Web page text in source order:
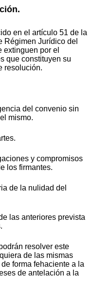
en el artículo 51 de la
Régimen Jurídico del
extinguen por el
que constituyen su
resolución.
del convenio sin
mismo.
y compromisos
los firmantes.
de la nulidad del
las anteriores prevista
resolver este
de las mismas
forma fehaciente a la
de antelación a la